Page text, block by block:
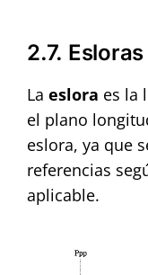
2.7. Esloras
La eslora es la
el plano
eslora, ya que
referencias
aplicable.